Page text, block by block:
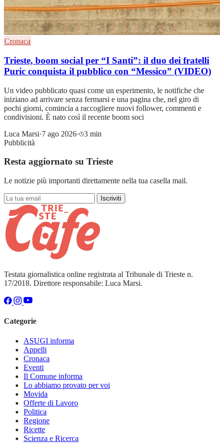
Cronaca
Trieste, boom social per “I Santi”: il duo dei fratelli
Puric conquista il pubblico con “Messico” (VIDEO)
Un video pubblicato quasi come un esperimento, le notifiche che
iniziano ad arrivare senza fermarsi e una pagina che, nel giro di
pochi giorni, comincia a raccogliere nuovi follower, commenti e
condivisioni. È nato così il recente boom soci
Luca Marsi·7 ago 2026·
3 min
Pubblicità
Resta aggiornato su Trieste
Le notizie più importanti direttamente nella tua casella mail.
Iscriviti
Testata giornalistica online registrata al Tribunale di Trieste n.
17/2018. Direttore responsabile: Luca Marsi.
Categorie
ASUGI informa
Appelli
Cronaca
Eventi
Il Comune informa
Lo abbiamo provato per voi
Movida
Offerte di Lavoro
Politica
Regione
Ricette
Scienza e Ricerca